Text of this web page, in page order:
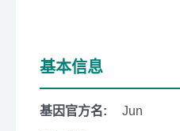
基本信息
基因官方名: Jun